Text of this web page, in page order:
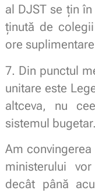
al DJST se țin
ținută de
ore
7. Din punctul
unitare este
altceva, nu
sistemul bugetar.
Am
ministerului
decât până